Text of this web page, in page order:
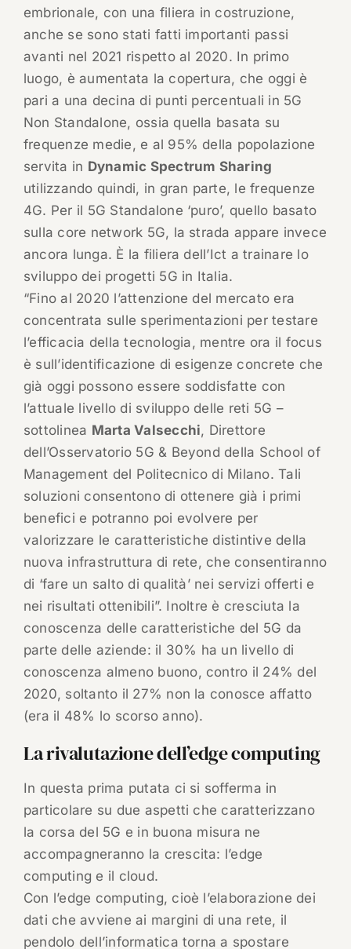
embrionale, con una filiera in costruzione,
anche se sono stati fatti importanti passi
avanti nel 2021 rispetto al 2020. In primo
luogo, è aumentata la copertura, che oggi è
pari a una decina di punti percentuali in 5G
Non Standalone, ossia quella basata su
frequenze medie, e al 95% della popolazione
servita in Dynamic Spectrum Sharing
utilizzando quindi, in gran parte, le frequenze
4G. Per il 5G Standalone ‘puro’, quello basato
sulla core network 5G, la strada appare invece
ancora lunga. È la filiera dell’Ict a trainare lo
sviluppo dei progetti 5G in Italia.
“Fino al 2020 l’attenzione del mercato era
concentrata sulle sperimentazioni per testare
l’efficacia della tecnologia, mentre ora il focus
è sull’identificazione di esigenze concrete che
già oggi possono essere soddisfatte con
l’attuale livello di sviluppo delle reti 5G –
sottolinea Marta Valsecchi, Direttore
dell’Osservatorio 5G & Beyond della School of
Management del Politecnico di Milano. Tali
soluzioni consentono di ottenere già i primi
benefici e potranno poi evolvere per
valorizzare le caratteristiche distintive della
nuova infrastruttura di rete, che consentiranno
di ‘fare un salto di qualità’ nei servizi offerti e
nei risultati ottenibili”. Inoltre è cresciuta la
conoscenza delle caratteristiche del 5G da
parte delle aziende: il 30% ha un livello di
conoscenza almeno buono, contro il 24% del
2020, soltanto il 27% non la conosce affatto
(era il 48% lo scorso anno).
La rivalutazione dell’edge computing
In questa prima putata ci si sofferma in
particolare su due aspetti che caratterizzano
la corsa del 5G e in buona misura ne
accompagneranno la crescita: l’edge
computing e il cloud.
Con l’edge computing, cioè l’elaborazione dei
dati che avviene ai margini di una rete, il
pendolo dell’informatica torna a spostare